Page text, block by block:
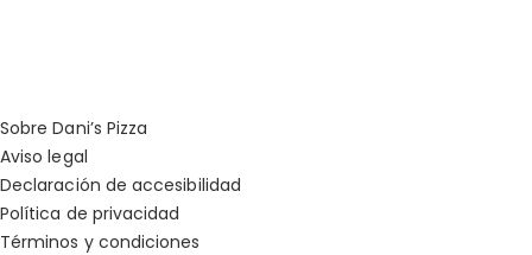
Sobre Dani’s Pizza
Aviso legal
Declaración de accesibilidad
Política de privacidad
Términos y condiciones